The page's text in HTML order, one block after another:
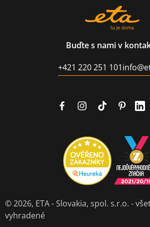
Buďte s nami v
+421 220 251 101
© 2026, ETA - Slovakia, spol. s.r.o. -
vyhradené